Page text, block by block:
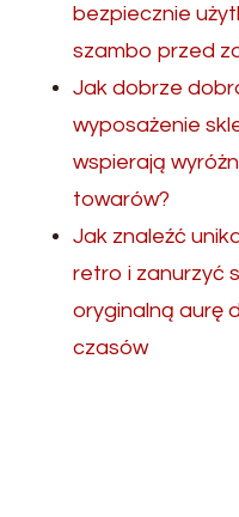
bezpiecznie
szambo przed
Jak dobrze
wyposażenie
wspierają
towarów?
Jak znaleźć
retro i zanurzyć
oryginalną aurę
czasów